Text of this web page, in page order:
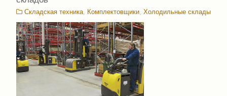
Складская техника, Комплектовщики, Холодильные склады